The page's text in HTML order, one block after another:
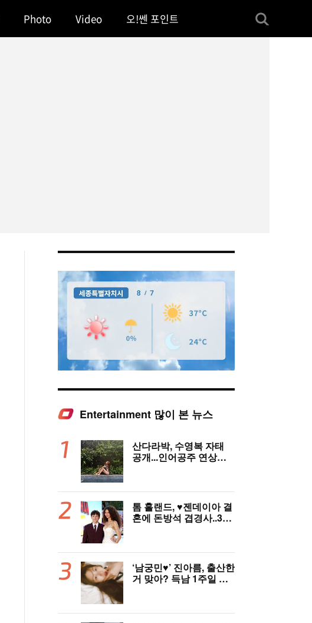
Photo Video 오!쎈 포인트
Mute
Entertainment 많이 본 뉴스
산다라박, 수영복 자태
공개...인어공주 연상케
톰 홀랜드, ♥︎젠데이아 결
혼에 돈방석 겹경사..350
‘남궁민♥’ 진아름, 출산한
거 맞아? 득남 1주일 만